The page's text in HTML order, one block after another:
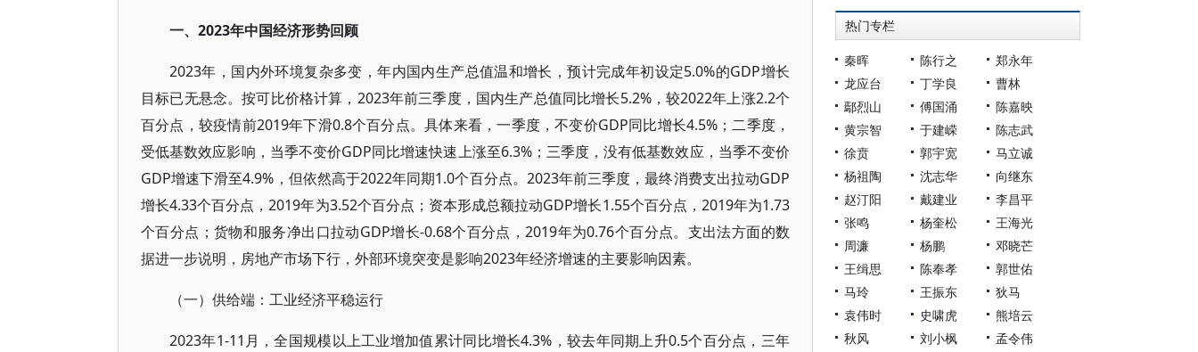
一、2023年中国经济形势回顾
2023年，国内外环境复杂多变，年内国内生产总值温和增长，预计完成年初设定5.0%的GDP增长
目标已无悬念。按可比价格计算，2023年前三季度，国内生产总值同比增长5.2%，较2022年上涨2.2个
百分点，较疫情前2019年下滑0.8个百分点。具体来看，一季度，不变价GDP同比增长4.5%；二季度，
受低基数效应影响，当季不变价GDP同比增速快速上涨至6.3%；三季度，没有低基数效应，当季不变价
GDP增速下滑至4.9%，但依然高于2022年同期1.0个百分点。2023年前三季度，最终消费支出拉动GDP
增长4.33个百分点，2019年为3.52个百分点；资本形成总额拉动GDP增长1.55个百分点，2019年为1.73
个百分点；货物和服务净出口拉动GDP增长-0.68个百分点，2019年为0.76个百分点。支出法方面的数
据进一步说明，房地产市场下行，外部环境突变是影响2023年经济增速的主要影响因素。
（一）供给端：工业经济平稳运行
2023年1-11月，全国规模以上工业增加值累计同比增长4.3%，较去年同期上升0.5个百分点，三年
热门专栏
秦晖 陈行之
郑永年
龙应台
丁学良
曹林
鄢烈山
傅国涌
陈嘉映
黄宗智
于建嵘
陈志武
徐贲
郭宇宽
马立诚
杨祖陶
沈志华
向继东
赵汀阳
戴建业
李昌平
张鸣
杨奎松
王海光
周濂
杨鹏
邓晓芒
王缉思
陈奉孝
郭世佑
马玲
王振东
狄马
袁伟时
史啸虎
熊培云
秋风
刘小枫
孟令伟